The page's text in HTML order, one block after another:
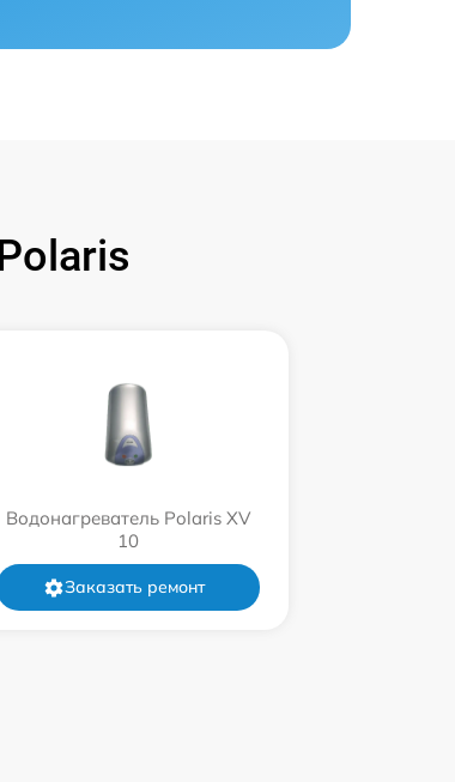
Водонагреватель Polaris XV
10
Заказать ремонт